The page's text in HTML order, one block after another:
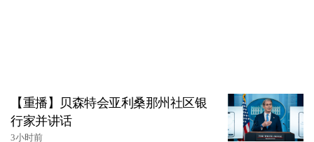
【重播】贝森特会亚利桑那州社区银
行家并讲话
3小时前